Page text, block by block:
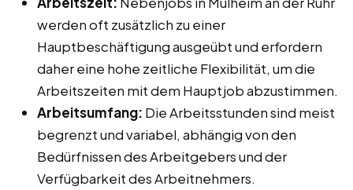
werden oft zusätzlich zu einer
Hauptbeschäftigung ausgeübt und erfordern
daher eine hohe zeitliche Flexibilität, um die
Arbeitszeiten mit dem Hauptjob abzustimmen.
Arbeitsumfang: Die Arbeitsstunden sind meist
begrenzt und variabel, abhängig von den
Bedürfnissen des Arbeitgebers und der
Verfügbarkeit des Arbeitnehmers.